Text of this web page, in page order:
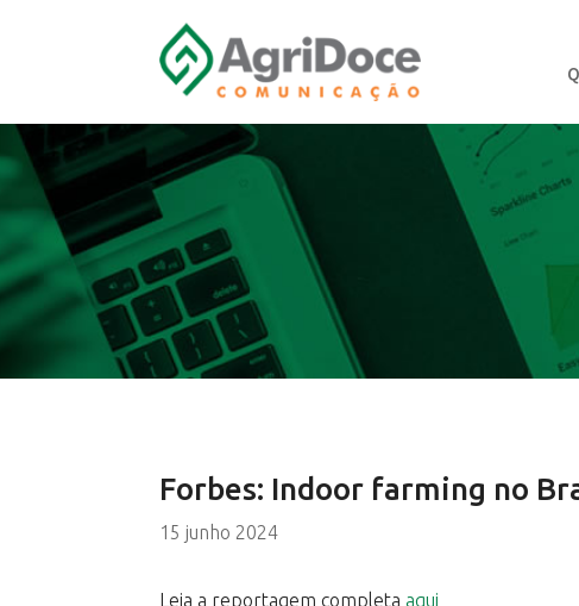
Forbes: Indoor farming no
15 junho 2024
Leia a reportagem completa aqui